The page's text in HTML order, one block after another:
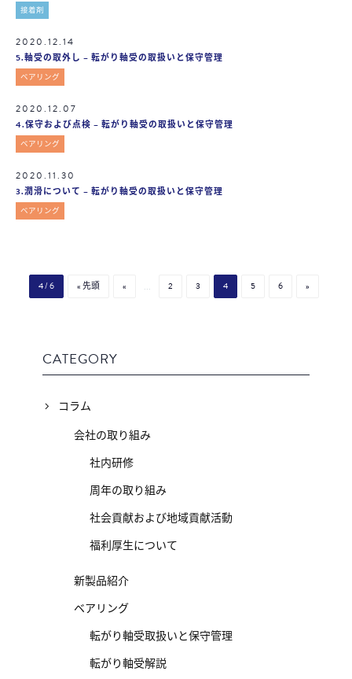
接着剤
2020.12.14
5.軸受の取外し – 転がり軸受の取扱いと保守管理
ベアリング
2020.12.07
4.保守および点検 – 転がり軸受の取扱いと保守管理
ベアリング
2020.11.30
3.潤滑について – 転がり軸受の取扱いと保守管理
ベアリング
4 / 6 « 先頭 « ... 2 3 4 5 6 »
CATEGORY
コラム
会社の取り組み
社内研修
周年の取り組み
社会貢献および地域貢献活動
福利厚生について
新製品紹介
ベアリング
転がり軸受取扱いと保守管理
転がり軸受解説